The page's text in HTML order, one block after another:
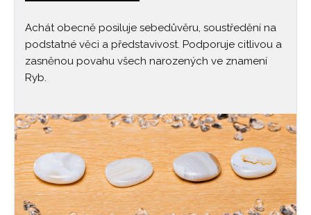
Achát obecně posiluje sebedůvěru, soustředění na
podstatné věci a představivost. Podporuje citlivou a
zasněnou povahu všech narozených ve znamení
Ryb.